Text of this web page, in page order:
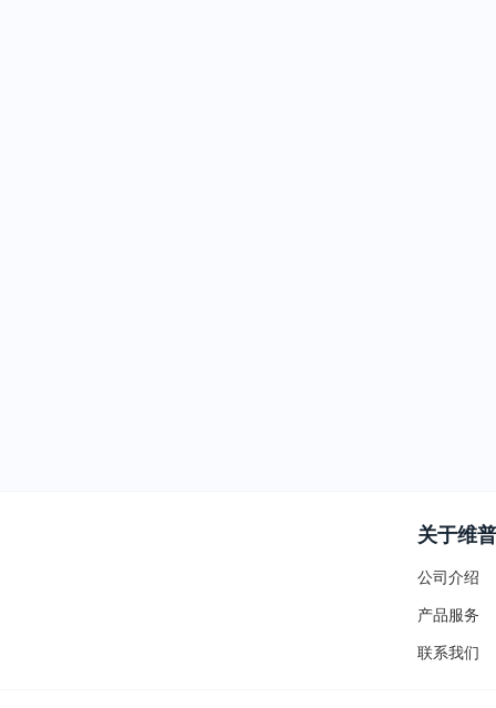
关于维普
公司介绍
产品服务
联系我们